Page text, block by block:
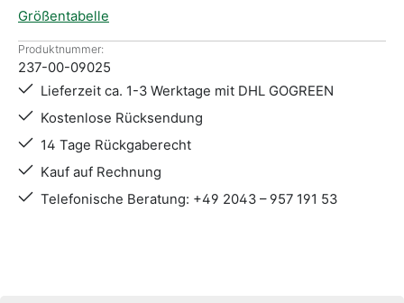
Größentabelle
Produktnummer:
237-00-09025
Lieferzeit ca. 1-3 Werktage mit DHL GOGREEN
Kostenlose Rücksendung
14 Tage Rückgaberecht
Kauf auf Rechnung
Telefonische Beratung: +49 2043 – 957 191 53